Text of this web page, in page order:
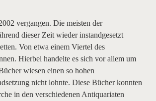
vergangen. Die meisten der
dieser Zeit wieder instandgesetzt
Von etwa einem Viertel des
Hierbei handelte es sich vor allem um
wiesen einen so hohen
nicht lohnte. Diese Bücher konnten
in den verschiedenen Antiquariaten